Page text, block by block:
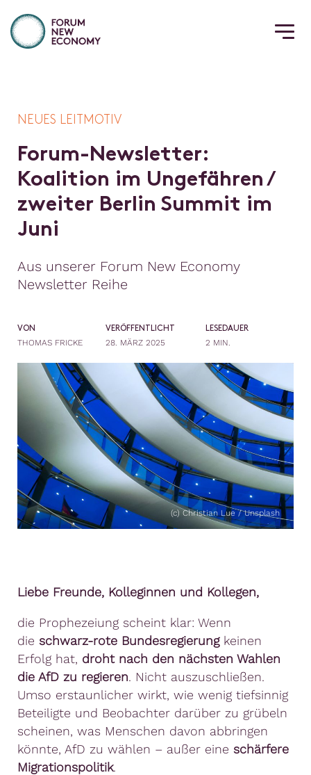
NEUES LEITMOTIV
Forum-Newsletter:
Koalition im Ungefähren/
zweiter Berlin Summit im
Juni
Aus unserer Forum New Economy
Newsletter Reihe
VON
THOMAS FRICKE
VERÖFFENTLICHT
28. MÄRZ 2025
LESEDAUER
2 MIN.
(c) Christian Lue / Unsplash
Liebe Freunde, Kolleginnen und Kollegen,
die Prophezeiung scheint klar: Wenn
die schwarz-rote Bundesregierungkeinen
Erfolg hat, droht nach den nächsten Wahlen
die AfD zu regieren. Nicht auszuschließen.
Umso erstaunlicher wirkt, wie wenig tiefsinnig
Beteiligte und Beobachter darüber zu grübeln
scheinen, was Menschen davon abbringen
könnte, AfD zu wählen – außer eine schärfere
Migrationspolitik.